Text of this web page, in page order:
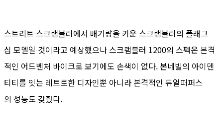
스트리트 스크램블러에서 배기량을 키운 스크램블러의 플래그
십 모델일 것이라고 예상했으나 스크램블러 1200의 스펙은 본격
적인 어드벤처 바이크로 보기에도 손색이 없다. 본네빌의 아이덴
티티를 잇는 레트로한 디자인뿐 아니라 본격적인 듀얼퍼퍼스
의 성능도 갖췄다.